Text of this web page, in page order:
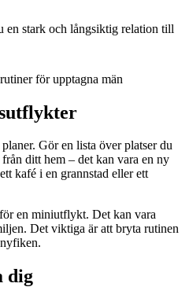
en stark och långsiktig relation till
för upptagna män
Gör en lista över platser du
ditt hem – det kan vara en ny
kafé i en grannstad eller ett
en miniutflykt. Det kan vara
Det viktiga är att bryta rutinen
dig